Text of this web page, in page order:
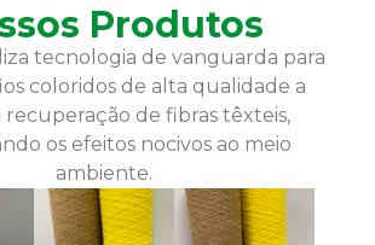
Produtos
tecnologia de vanguarda para
coloridos de alta qualidade a
recuperação de fibras têxteis,
os efeitos nocivos ao meio
ambiente.